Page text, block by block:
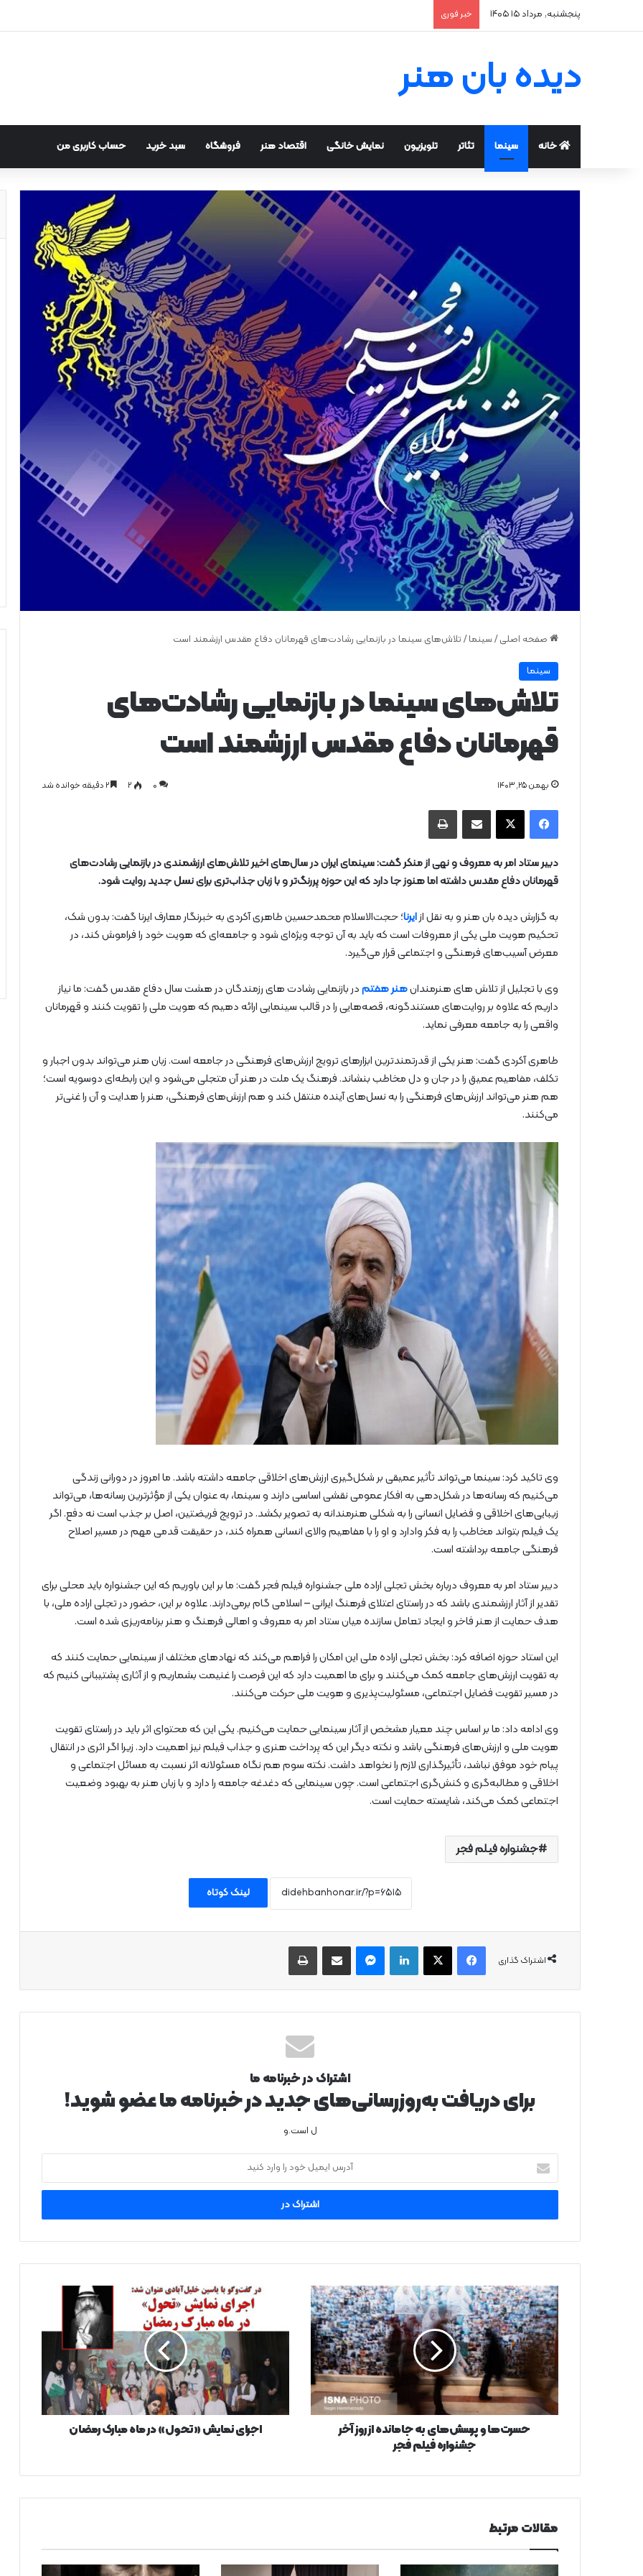
پنجشنبه, مرداد ۱۵ ۱۴۰۵ خبر فوری
دیده بان هنر
خانه سینما تئاتر تلویزیون نمایش خانگی اقتصاد هنر فروشگاه سبد خرید حساب کاربری من
صفحه اصلی / سینما / تلاش‌های سینما در بازنمایی رشادت‌های قهرمانان دفاع مقدس ارزشمند است
سینما
تلاش‌های سینما در بازنمایی رشادت‌های
قهرمانان دفاع مقدس ارزشمند است
بهمن ۲۵, ۱۴۰۳ 0 ۲
فیس بوک X از طریق ایمیل به اشتراک بگذارید چاپ
دبیر ستاد امر به معروف و نهی از منکر گفت: سینمای ایران در سال‌های اخیر تلاش‌های ارزشمندی در بازنمایی رشادت‌های
قهرمانان دفاع مقدس داشته اما هنوز جا دارد که این حوزه پررنگ‌تر و با زبان جذاب‌تری برای نسل جدید روایت شود.
به گزارش دیده بان هنر و به نقل ازایرنا؛ حجت‌الاسلام محمدحسین طاهری آکردی به خبرنگار معارف ایرنا گفت: بدون شک،
تحکیم هویت ملی یکی از معروفات است که باید به آن توجه ویژه‌ای شود و جامعه‌ای که هویت خود را فراموش کند، در
معرض آسیب‌های فرهنگی و اجتماعی قرار می‌گیرد.
وی با تجلیل از تلاش های هنرمندانهنر هفتمدر بازنمایی رشادت های رزمندگان در هشت سال دفاع مقدس گفت: ما نیاز
داریم که علاوه بر روایت‌های مستندگونه، قصه‌هایی را در قالب سینمایی ارائه دهیم که هویت ملی را تقویت کنند و قهرمانان
واقعی را به جامعه معرفی نماید.
طاهری آکردی گفت: هنر یکی از قدرتمندترین ابزارهای ترویج ارزش‌های فرهنگی در جامعه است. زبان هنر می‌تواند بدون اجبار و
تکلف، مفاهیم عمیق را در جان و دل مخاطب بنشاند. فرهنگ یک ملت در هنر آن متجلی می‌شود و این رابطه‌ای دوسویه است؛
هم هنر می‌تواند ارزش‌های فرهنگی را به نسل‌های آینده منتقل کند و هم ارزش‌های فرهنگی، هنر را هدایت و آن را غنی‌تر
می‌کنند.
وی تاکید کرد: سینما می‌تواند تأثیر عمیقی بر شکل‌گیری ارزش‌های اخلاقی جامعه داشته باشد. ما امروز در دورانی زندگی
می‌کنیم که رسانه‌ها در شکل‌دهی به افکار عمومی نقشی اساسی دارند و سینما، به عنوان یکی از مؤثرترین رسانه‌ها، می‌تواند
زیبایی‌های اخلاقی و فضایل انسانی را به شکلی هنرمندانه به تصویر بکشد. در ترویج فریضتین، اصل بر جذب است نه دفع. اگر
یک فیلم بتواند مخاطب را به فکر وادارد و او را با مفاهیم والای انسانی همراه کند، در حقیقت قدمی مهم در مسیر اصلاح
فرهنگی جامعه برداشته است.
دبیر ستاد امر به معروف درباره بخش تجلی اراده ملی جشنواره فیلم فجر گفت: ما بر این باوریم که این جشنواره باید محلی برای
تقدیر از آثار ارزشمندی باشد که در راستای اعتلای فرهنگ ایرانی – اسلامی گام برمی‌دارند. علاوه بر این، حضور در تجلی اراده ملی، با
هدف حمایت از هنر فاخر و ایجاد تعامل سازنده میان ستاد امر به معروف و اهالی فرهنگ و هنر برنامه‌ریزی شده است.
این استاد حوزه اضافه کرد: بخش تجلی اراده ملی این امکان را فراهم می‌کند که نهادهای مختلف از سینمایی حمایت کنند که
به تقویت ارزش‌های جامعه کمک می‌کنند و برای ما اهمیت دارد که این فرصت را غنیمت بشماریم و از آثاری پشتیبانی کنیم که
در مسیر تقویت فضایل اجتماعی، مسئولیت‌پذیری و هویت ملی حرکت می‌کنند.
وی ادامه داد: ما بر اساس چند معیار مشخص از آثار سینمایی حمایت می‌کنیم. یکی این که محتوای اثر باید در راستای تقویت
هویت ملی و ارزش‌های فرهنگی باشد و نکته دیگر این که پرداخت هنری و جذاب فیلم نیز اهمیت دارد. زیرا اگر اثری در انتقال
پیام خود موفق نباشد، تأثیرگذاری لازم را نخواهد داشت. نکته سوم هم نگاه مسئولانه اثر نسبت به مسائل اجتماعی و
اخلاقی و مطالبه‌گری و کنش‌گری اجتماعی است. چون سینمایی که دغدغه جامعه را دارد و با زبان هنر به بهبود وضعیت
اجتماعی کمک می‌کند، شایسته حمایت است.
جشنواره فیلم فجر
لینک کوتاه
اشتراک گذاری
فیس بوک X لینکدین پیام رسان از طریق ایمیل به اشتراک بگذارید چاپ
اشتراک در خبرنامه ما
برای دریافت به‌روزرسانی‌های جدید در خبرنامه ما عضو شوید!
ل است.و
ایمیل
خود
وارد
حسرت‌ها
و
پرسش‌های
به
جامانده
از
روز
آخر
جشنواره
حسرت‌ها و پرسش‌های به جامانده از روز آخر
جشنواره فیلم فجر
مبارک
اجرای نمایش «تحول» در ماه مبارک رمضان
مقالات مرتبط